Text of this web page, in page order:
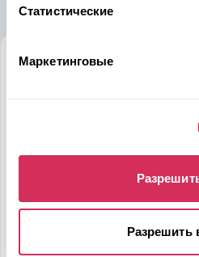
Статистические
Маркетинговые
Разрешить
Алматы